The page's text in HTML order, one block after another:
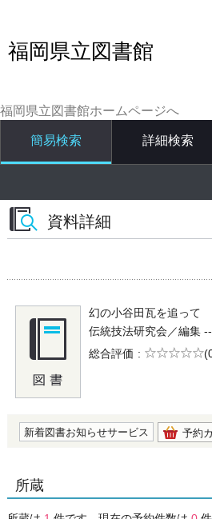
福岡県立図書館
福岡県立図書館ホームページへ
簡易検索 詳細検索
資料詳細
幻の小谷田瓦を追って
伝統技法研究会／編集
総合評価
5段階評価
新着図書お知らせサービス 予約
所蔵